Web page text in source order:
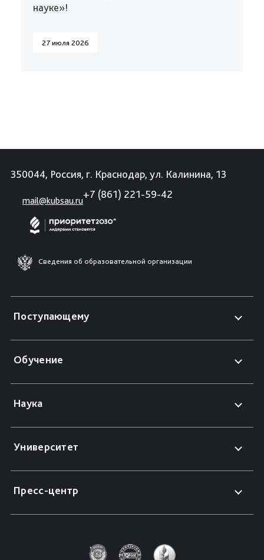
науке»!
27 июля 2026
350044, Россия, г. Краснодар, ул. Калинина, 13
mail@kubsau.ru
+7 (861) 221-59-42
Сведения об образовательной организации
Поступающему
Обучение
Наука
Университет
Пресс-центр